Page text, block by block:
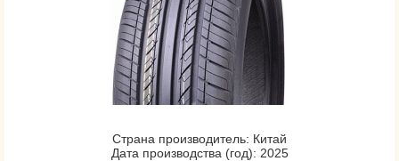
Страна производитель: Китай
Дата производства (год): 2025